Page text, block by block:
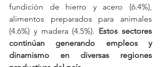
fundición de hierro y acero (6.4%),
alimentos preparados para animales
(4.6%) y madera (4.5%). Estos sectores
continúan generando empleos y
dinamismo en diversas regiones